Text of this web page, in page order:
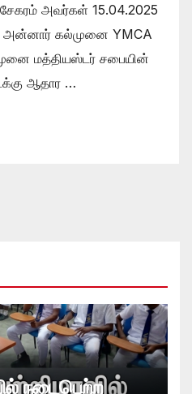
அவர்கள் 15.04.2025
அன்னார் கல்முனை YMCA
மத்தியஸ்டர் சபையின்
ஆதார …
நடைபெற்ற